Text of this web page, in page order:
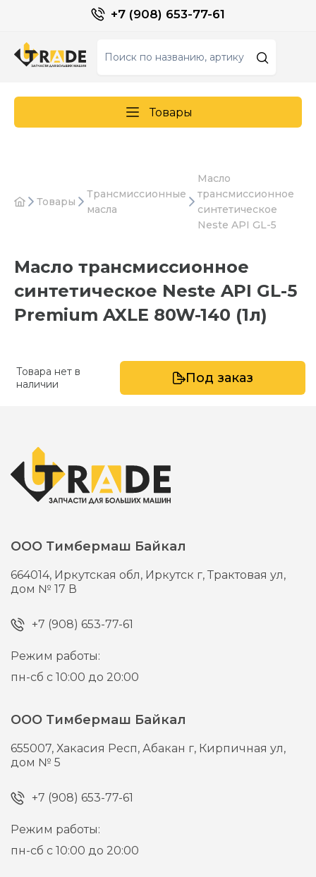
+7 (908) 653-77-61
Товары
Товары
Трансмиссионные
масла
Масло
трансмиссионное
синтетическое
Neste API GL-5
Масло трансмиссионное
синтетическое Neste API GL-5
Premium AXLE 80W-140 (1л)
Товара нет в
наличии
Под заказ
ООО Тимбермаш Байкал
664014, Иркутская обл, Иркутск г,Трактовая ул,
дом № 17 В
+7 (908) 653-77-61
Режим работы:
пн-сб с 10:00 до 20:00
ООО Тимбермаш Байкал
655007,Хакасия Респ, Абакан г, Кирпичная ул,
дом № 5
+7 (908) 653-77-61
Режим работы:
пн-сб с 10:00 до 20:00